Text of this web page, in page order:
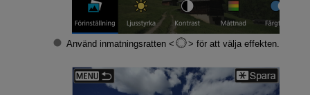
Använd inmatningsratten för att välja effekten.